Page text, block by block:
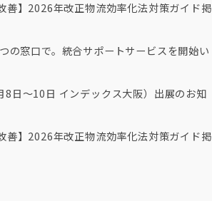
善】2026年改正物流効率化法対策ガイド掲
の窓口で。統合サポートサービスを開始い
日～10日 インデックス大阪）出展のお知
善】2026年改正物流効率化法対策ガイド掲